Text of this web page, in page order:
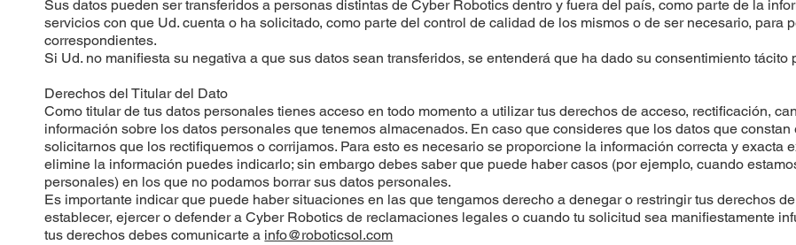
Sus datos pueden ser transferidos a personas distintas de Cyber Robotics dentro y fuera del país, como parte de la
servicios con que Ud. cuenta o ha solicitado, como parte del control de calidad de los mismos o de ser necesario, para
correspondientes.
Si Ud. no manifiesta su negativa a que sus datos sean transferidos, se entenderá que ha dado su consentimiento tácito
Derechos del Titular del Dato
Como titular de tus datos personales tienes acceso en todo momento a utilizar tus derechos de acceso, rectificación,
información sobre los datos personales que tenemos almacenados. En caso que consideres que los datos que
solicitarnos que los rectifiquemos o corrijamos. Para esto es necesario se proporcione la información correcta y exacta
elimine la información puedes indicarlo; sin embargo debes saber que puede haber casos (por ejemplo, cuando
personales) en los que no podamos borrar sus datos personales.
Es importante indicar que puede haber situaciones en las que tengamos derecho a denegar o restringir tus derechos
establecer, ejercer o defender a Cyber Robotics de reclamaciones legales o cuando tu solicitud sea manifiestamente
tus derechos debes comunicarte a info@roboticsol.com